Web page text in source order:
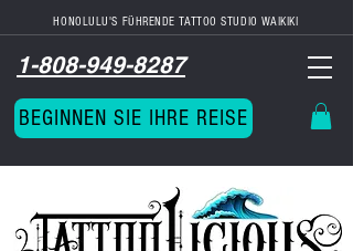
HONOLULU'S FÜHRENDE TATTOO STUDIO WAIKIKI
1-808-949-8287
BEGINNEN SIE IHRE REISE